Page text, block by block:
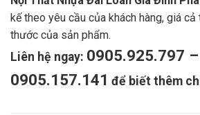
kế theo yêu cầu của khách hàng, giá
thước của sản phẩm.
Liên hệ ngay: 0905.925.797 –
0905.157.141 để biết thêm